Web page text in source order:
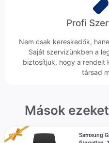
Profi
Nem csak kereskedők,
Saját szervizünkben a
biztosítjuk, hogy a rendelt
társad
Mások
Samsung